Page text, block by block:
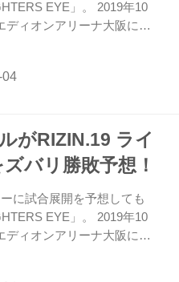
EYE」。 2019年10
ディオンアリーナ大阪にて
る選手自らが予想してくれ
間ダイナモ” ダミアン・ブ
ド ≫ 見所解説 ≫ 関連動
FIGHTERS EYE／ファイタ
想 ≫ 出場選手インタビュ
出場選手 ダイジェス
級GP2019オリジナルポス
がRIZIN.19 ライ
ズバリ勝敗予想！
に試合展開を予想しても
EYE」。 2019年10
ディオンアリーナ大阪にて
る選手自らが予想してくれ